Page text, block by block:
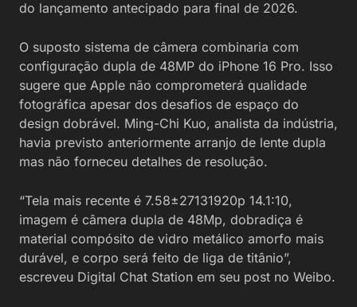
do lançamento antecipado para final de 2026.
O suposto sistema de câmera combinaria com
configuração dupla de 48MP do iPhone 16 Pro. Isso
sugere que Apple não comprometerá qualidade
fotográfica apesar dos desafios de espaço do
design dobrável. Ming-Chi Kuo, analista da indústria,
havia previsto anteriormente arranjo de lente dupla
mas não forneceu detalhes de resolução.
“Tela mais recente é 7.58±27131920p 14.1:10,
imagem é câmera dupla de 48Mp, dobradiça é
material compósito de vidro metálico amorfo mais
durável, e corpo será feito de liga de titânio”,
escreveu Digital Chat Station em seu post no Weibo.